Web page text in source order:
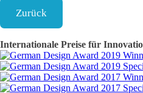
Zurück
Internationale Preise für